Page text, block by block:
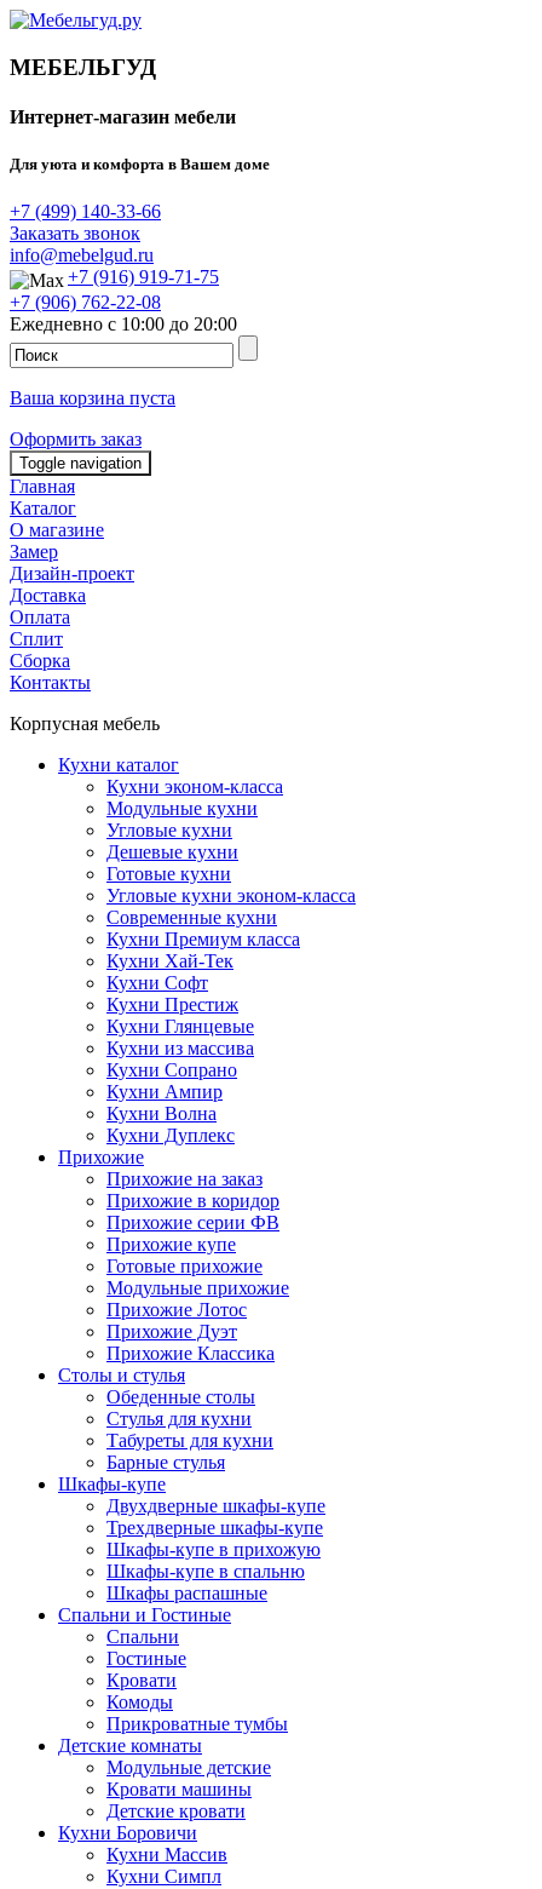
МЕБЕЛЬГУД
Интернет-магазин мебели
Для уюта и комфорта в Вашем доме
+7 (499) 140-33-66
Заказать звонок
info@mebelgud.ru
+7 (916) 919-71-75
+7 (906) 762-22-08
Ежедневно с 10:00 до 20:00
Ваша корзина пуста
Оформить заказ
Toggle navigation
Главная
Каталог
О магазине
Замер
Дизайн-проект
Доставка
Оплата
Сплит
Сборка
Контакты
Корпусная мебель
Кухни каталог
Кухни эконом-класса
Модульные кухни
Угловые кухни
Дешевые кухни
Готовые кухни
Угловые кухни эконом-класса
Современные кухни
Кухни Премиум класса
Кухни Хай-Тек
Кухни Софт
Кухни Престиж
Кухни Глянцевые
Кухни из массива
Кухни Сопрано
Кухни Ампир
Кухни Волна
Кухни Дуплекс
Прихожие
Прихожие на заказ
Прихожие в коридор
Прихожие серии ФВ
Прихожие купе
Готовые прихожие
Модульные прихожие
Прихожие Лотос
Прихожие Дуэт
Прихожие Классика
Столы и стулья
Обеденные столы
Стулья для кухни
Табуреты для кухни
Барные стулья
Шкафы-купе
Двухдверные шкафы-купе
Трехдверные шкафы-купе
Шкафы-купе в прихожую
Шкафы-купе в спальню
Шкафы распашные
Спальни и Гостиные
Спальни
Гостиные
Кровати
Комоды
Прикроватные тумбы
Детские комнаты
Модульные детские
Кровати машины
Детские кровати
Кухни Боровичи
Кухни Массив
Кухни Симпл